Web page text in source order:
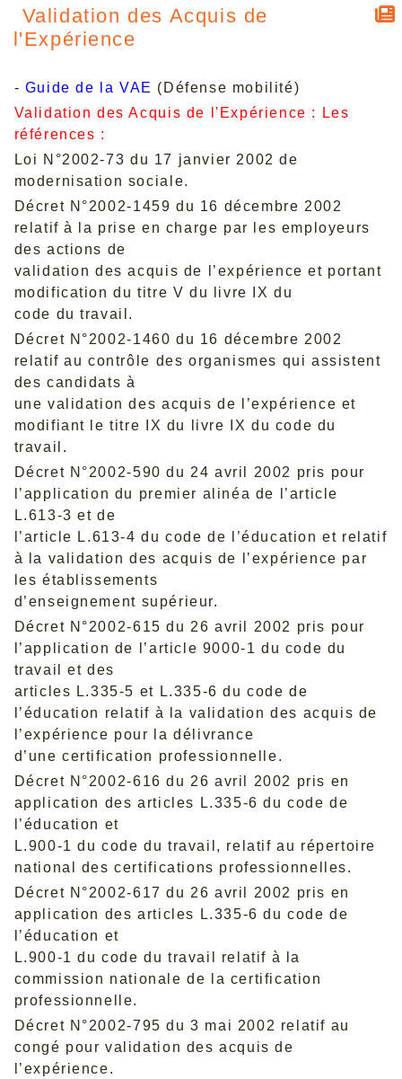
Validation des Acquis de
l'Expérience
- Guide de la VAE (Défense mobilité)
Validation des Acquis de l'Expérience : Les
références :
Loi N°2002-73 du 17 janvier 2002 de
modernisation sociale.
Décret N°2002-1459 du 16 décembre 2002
relatif à la prise en charge par les employeurs
des actions de
validation des acquis de l’expérience et portant
modification du titre V du livre IX du
code du travail.
Décret N°2002-1460 du 16 décembre 2002
relatif au contrôle des organismes qui assistent
des candidats à
une validation des acquis de l’expérience et
modifiant le titre IX du livre IX du code du
travail.
Décret N°2002-590 du 24 avril 2002 pris pour
l’application du premier alinéa de l’article
L.613-3 et de
l’article L.613-4 du code de l’éducation et relatif
à la validation des acquis de l’expérience par
les établissements
d’enseignement supérieur.
Décret N°2002-615 du 26 avril 2002 pris pour
l’application de l’article 9000-1 du code du
travail et des
articles L.335-5 et L.335-6 du code de
l’éducation relatif à la validation des acquis de
l’expérience pour la délivrance
d’une certification professionnelle.
Décret N°2002-616 du 26 avril 2002 pris en
application des articles L.335-6 du code de
l’éducation et
L.900-1 du code du travail, relatif au répertoire
national des certifications professionnelles.
Décret N°2002-617 du 26 avril 2002 pris en
application des articles L.335-6 du code de
l’éducation et
L.900-1 du code du travail relatif à la
commission nationale de la certification
professionnelle.
Décret N°2002-795 du 3 mai 2002 relatif au
congé pour validation des acquis de
l’expérience.